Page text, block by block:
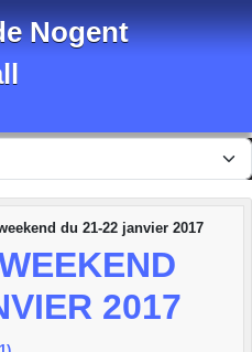
Nogent
du 21-22 janvier 2017
2017